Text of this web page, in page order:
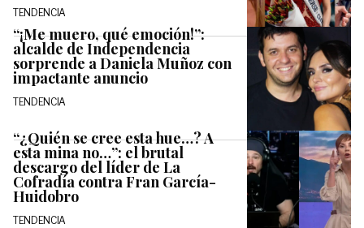
TENDENCIA
“¡Me muero, qué emoción!”:
alcalde de Independencia
sorprende a Daniela Muñoz con
impactante anuncio
TENDENCIA
“¿Quién se cree esta hue…? A
esta mina no…”: el brutal
descargo del líder de La
Cofradía contra Fran García-
Huidobro
TENDENCIA